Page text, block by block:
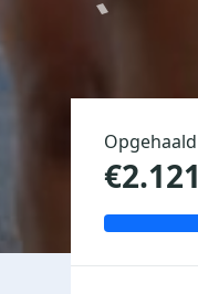
Opgehaald
€2.121